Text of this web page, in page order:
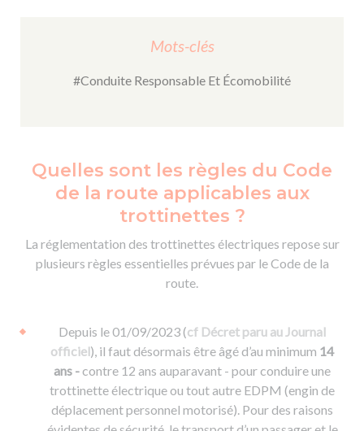
Mots-clés
#Conduite Responsable Et Écomobilité
Quelles sont les règles du Code
de la route applicables aux
trottinettes ?
La réglementation des trottinettes électriques repose sur
plusieurs règles essentielles prévues par le Code de la
route.
Depuis le 01/09/2023 (cf Décret paru au Journal
officiel), il faut désormais être âgé d’au minimum 14
ans -contre 12 ans auparavant - pour conduire une
trottinette électrique ou tout autre EDPM (engin de
déplacement personnel motorisé). Pour des raisons